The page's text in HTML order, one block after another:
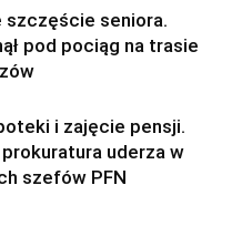
szczęście seniora.
pod pociąg na trasie
i zajęcie pensji.
uderza w
szefów PFN